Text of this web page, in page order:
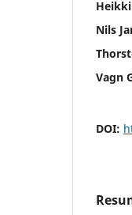
Nils
Vagn
DOI: